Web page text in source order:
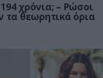
χρόνια; – Ρώσοι
τα θεωρητικά όρια